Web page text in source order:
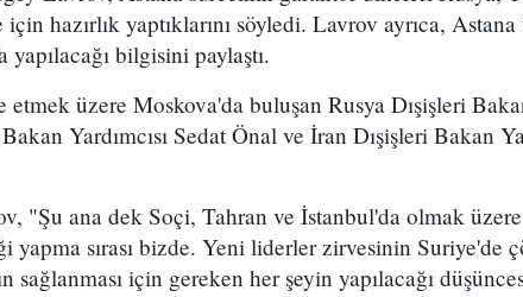
hazırlık yaptıklarını söyledi. Lavrov ayrıca,
bilgisini paylaştı.
üzere Moskova'da buluşan Rusya Dışişleri
Yardımcısı Sedat Önal ve İran Dışişleri Bakan
"Şu ana dek Soçi, Tahran ve İstanbul'da olmak üzere
yapma sırası bizde. Yeni liderler zirvesinin Suriye'de
sağlanması için gereken her şeyin yapılacağı